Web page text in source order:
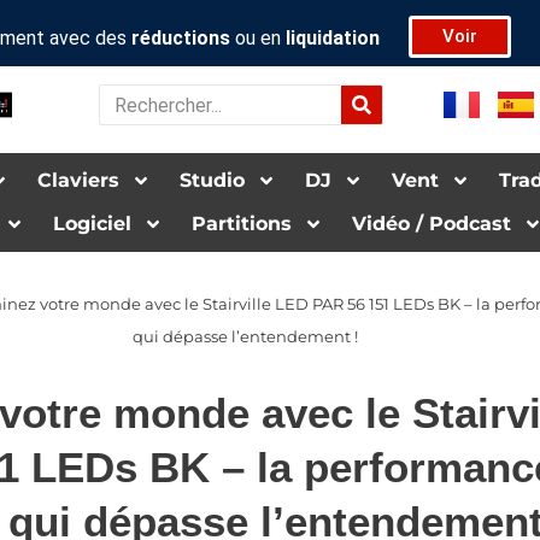
avec des réductions ou en liquidation Voir
Rechercher
Claviers Studio DJ Vent
Logiciel Par­ti­tions Vidéo / Pod­cas­t
votre monde avec le Stairville LED PAR 56 151 LEDs BK – la
qui dépasse l’entendement !
monde avec le
LEDs BK – la
dépasse